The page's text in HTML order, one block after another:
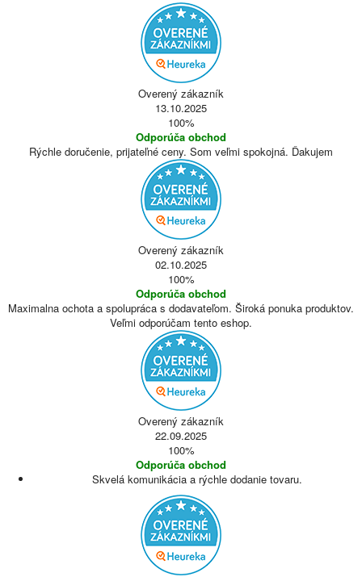
Overený zákazník
13.10.2025
100%
Odporúča obchod
Rýchle doručenie, prijateľné ceny. Som veľmi spokojná. Ďakujem
Overený zákazník
02.10.2025
100%
Odporúča obchod
Maximalna ochota a spolupráca s dodavateľom. Široká ponuka produktov.
Veľmi odporúčam tento eshop.
Overený zákazník
22.09.2025
100%
Odporúča obchod
Skvelá komunikácia a rýchle dodanie tovaru.